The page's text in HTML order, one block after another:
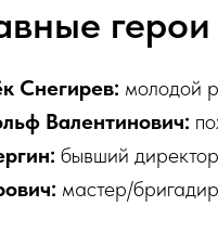
герои
Снегирев: молодой
Валентинович:
бывший
мастер/